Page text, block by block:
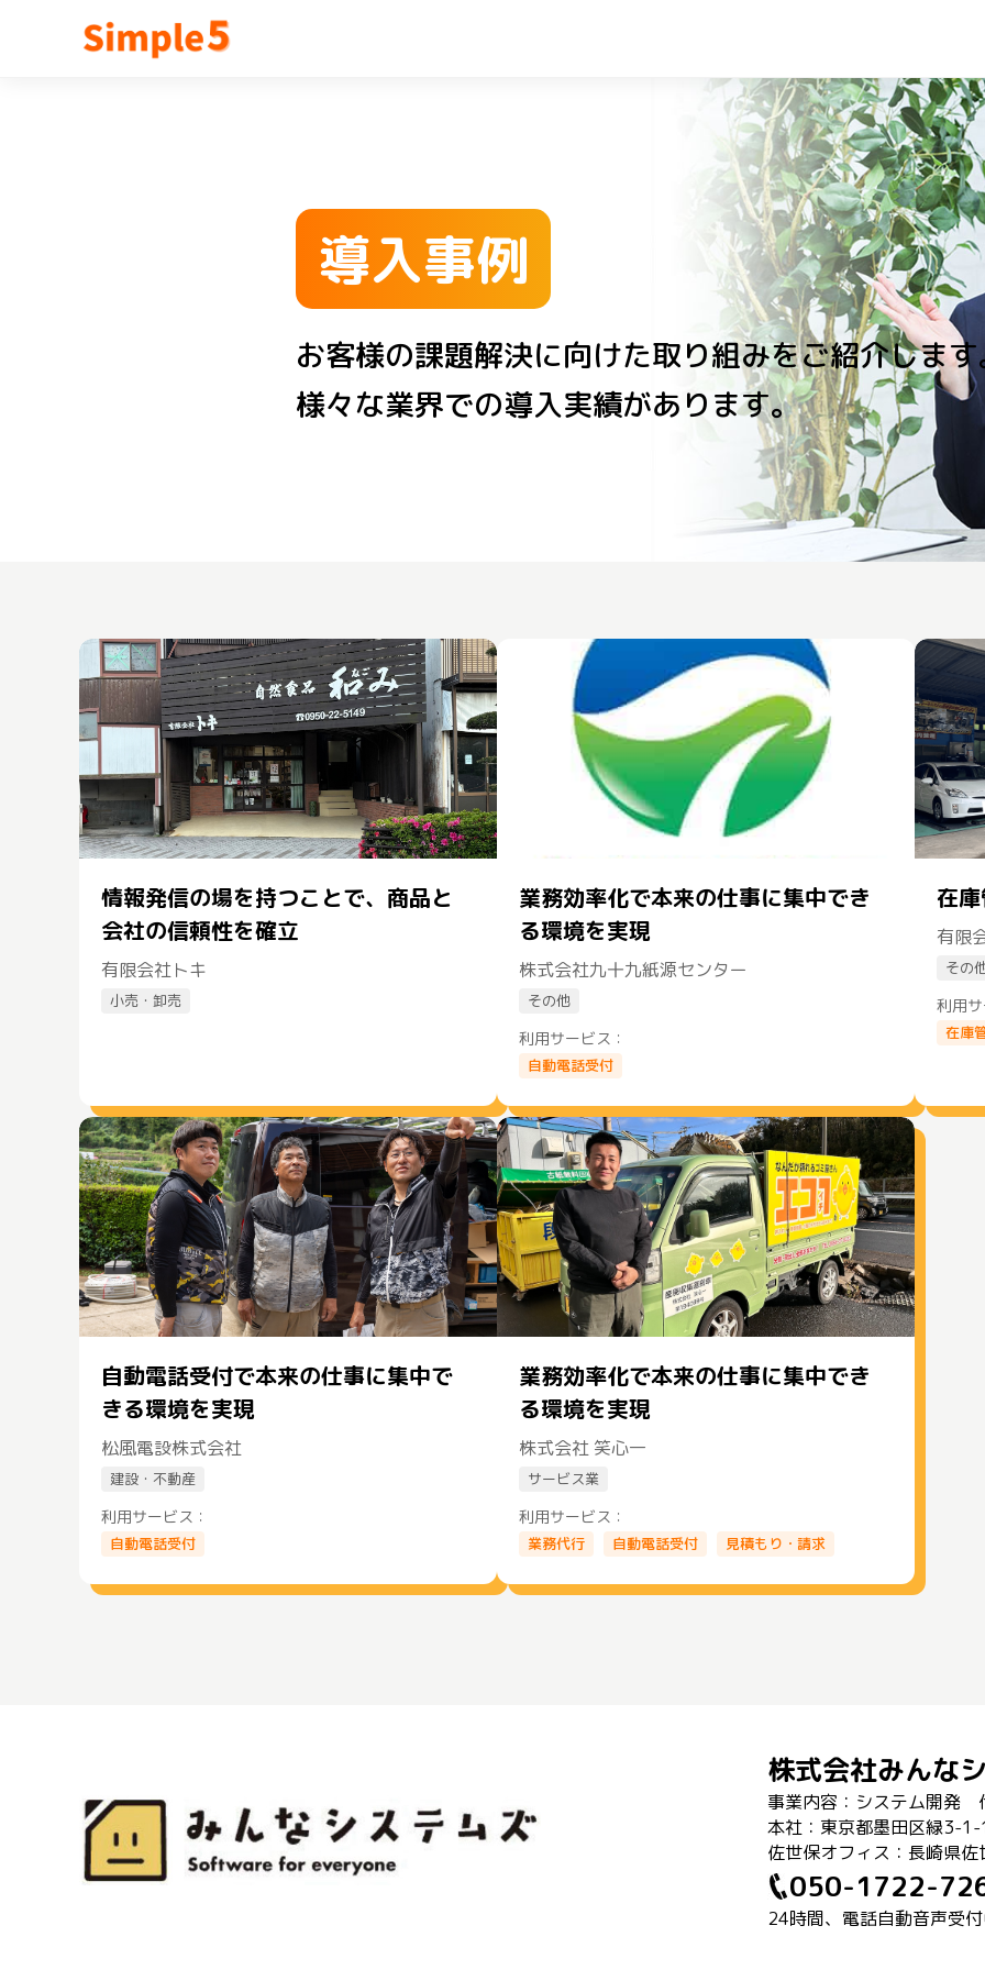
導入事例
お客様の課題解決に向けた取り組みをご紹介します
様々な業界での導入実績があります。
情報発信の場を持つことで、商品と
会社の信頼性を確立
有限会社トキ
小売・卸売
業務効率化で本来の仕事に集中でき
る環境を実現
株式会社九十九紙源センター
その他
利用サービス：
自動電話受付
在
有限
その
利用サ
在庫
自動電話受付で本来の仕事に集中で
きる環境を実現
松風電設株式会社
建設・不動産
利用サービス：
自動電話受付
業務効率化で本来の仕事に集中でき
る環境を実現
株式会社 笑心一
サービス業
利用サービス：
業務代行 自動電話受付 見積もり・請求
株式会社みんな
事業内容：システム開発
本社：東京都墨田区緑3-
佐世保オフィス：長崎県
050-1722-
24時間、電話自動音声受